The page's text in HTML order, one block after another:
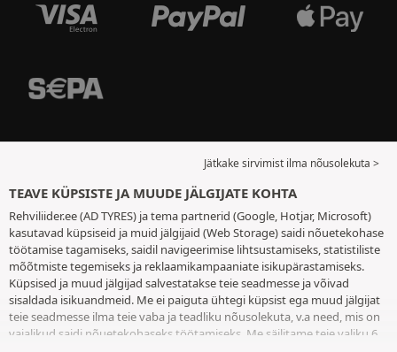
Jätkake sirvimist ilma nõusolekuta >
TEAVE KÜPSISTE JA MUUDE JÄLGIJATE KOHTA
Rehviliider.ee (AD TYRES) ja tema partnerid (Google, Hotjar, Microsoft)
kasutavad küpsiseid ja muid jälgijaid (Web Storage) saidi nõuetekohase
töötamise tagamiseks, saidil navigeerimise lihtsustamiseks, statistiliste
mõõtmiste tegemiseks ja reklaamikampaaniate isikupärastamiseks.
Küpsised ja muud jälgijad salvestatakse teie seadmesse ja võivad
sisaldada isikuandmeid. Me ei paiguta ühtegi küpsist ega muud jälgijat
teie seadmesse ilma teie vaba ja teadliku nõusolekuta, v.a need, mis on
vajalikud saidi nõuetekohaseks töötamiseks. Me säilitame teie valiku 6